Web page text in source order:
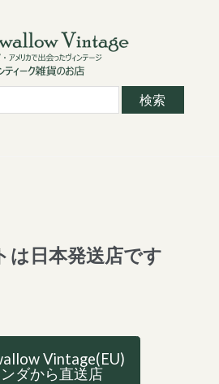
は日本発送店です
Vintage(EU)
ダから直送店